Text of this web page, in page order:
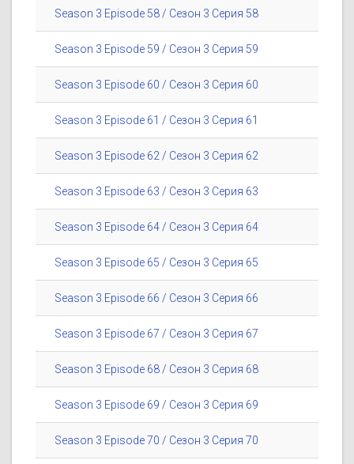
Season 3 Episode 58 / Сезон 3 Серия 58
Season 3 Episode 59 / Сезон 3 Серия 59
Season 3 Episode 60 / Сезон 3 Серия 60
Season 3 Episode 61 / Сезон 3 Серия 61
Season 3 Episode 62 / Сезон 3 Серия 62
Season 3 Episode 63 / Сезон 3 Серия 63
Season 3 Episode 64 / Сезон 3 Серия 64
Season 3 Episode 65 / Сезон 3 Серия 65
Season 3 Episode 66 / Сезон 3 Серия 66
Season 3 Episode 67 / Сезон 3 Серия 67
Season 3 Episode 68 / Сезон 3 Серия 68
Season 3 Episode 69 / Сезон 3 Серия 69
Season 3 Episode 70 / Сезон 3 Серия 70